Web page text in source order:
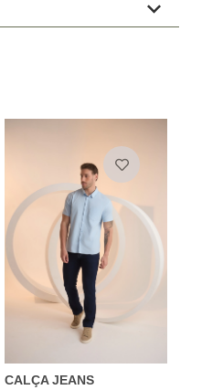
CALÇA JEANS